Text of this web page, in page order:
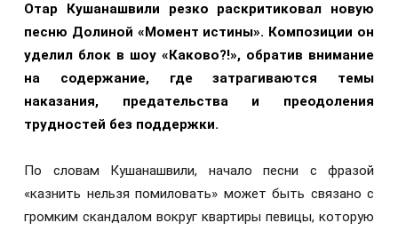
Отар Кушанашвили резко раскритиковал новую
песню Долиной «Момент истины». Композиции он
уделил блок в шоу «Каково?!», обратив внимание
на содержание, где затрагиваются темы
наказания, предательства и преодоления
трудностей без поддержки.
По словам Кушанашвили, начало песни с фразой
«казнить нельзя помиловать» может быть связано с
громким скандалом вокруг квартиры певицы, которую